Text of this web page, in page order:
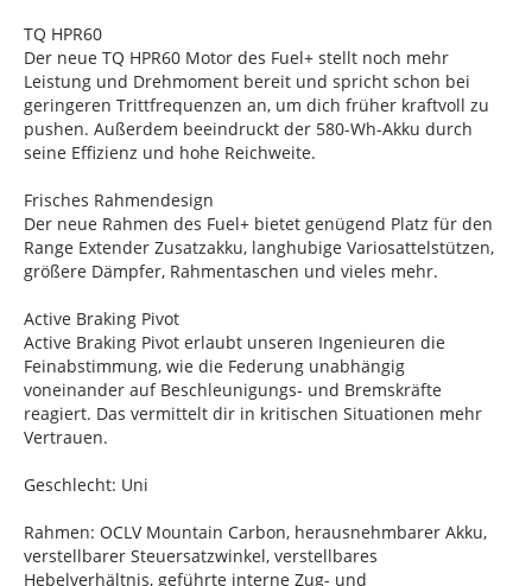
TQ HPR60
Der neue TQ HPR60 Motor des Fuel+ stellt noch mehr
Leistung und Drehmoment bereit und spricht schon bei
geringeren Trittfrequenzen an, um dich früher kraftvoll zu
pushen. Außerdem beeindruckt der 580-Wh-Akku durch
seine Effizienz und hohe Reichweite.
Frisches Rahmendesign
Der neue Rahmen des Fuel+ bietet genügend Platz für den
Range Extender Zusatzakku, langhubige Variosattelstützen,
größere Dämpfer, Rahmentaschen und vieles mehr.
Active Braking Pivot
Active Braking Pivot erlaubt unseren Ingenieuren die
Feinabstimmung, wie die Federung unabhängig
voneinander auf Beschleunigungs- und Bremskräfte
reagiert. Das vermittelt dir in kritischen Situationen mehr
Vertrauen.
Geschlecht: Uni
Rahmen: OCLV Mountain Carbon, herausnehmbarer Akku,
verstellbarer Steuersatzwinkel, verstellbares
Hebelverhältnis, geführte interne Zug- und